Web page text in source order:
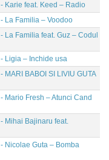
- Karie feat. Keed – Radio
- La Familia – Voodoo
- La Familia feat. Guz – Codul
- Ligia – Inchide usa
- MARI BABOI SI LIVIU GUTA
- Mario Fresh – Atunci Cand
- Mihai Bajinaru feat.
- Nicolae Guta – Bomba